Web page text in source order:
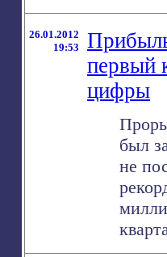
26.01.2012
19:53
первый
цифры
был
не